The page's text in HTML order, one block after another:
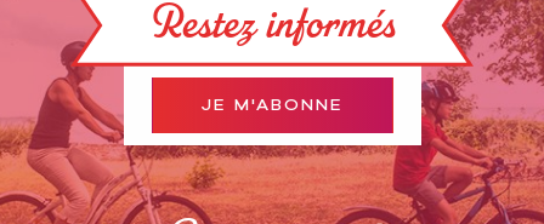
Restez informés
JE M'ABONNE